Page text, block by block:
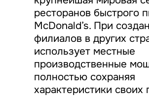
ресторанов быстрого
McDonald’s. При
филиалов в других
использует местные
производственные
полностью сохраняя
характеристики своих